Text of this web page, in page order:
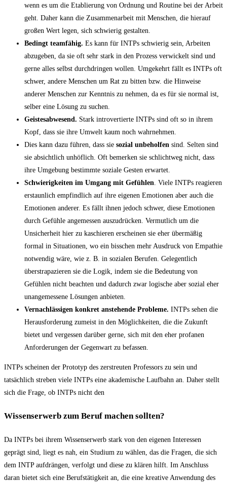
wenn es um die Etablierung von Ordnung und Routine bei der Arbeit
geht. Daher kann die Zusammenarbeit mit Menschen, die hierauf
großen Wert legen, sich schwierig gestalten.
Bedingt teamfähig. Es kann für INTPs schwierig sein, Arbeiten
abzugeben, da sie oft sehr stark in den Prozess verwickelt sind und
gerne alles selbst durchdringen wollen. Umgekehrt fällt es INTPs oft
schwer, andere Menschen um Rat zu bitten bzw. die Hinweise
anderer Menschen zur Kenntnis zu nehmen, da es für sie normal ist,
selber eine Lösung zu suchen.
Geistesabwesend. Stark introvertierte INTPs sind oft so in ihrem
Kopf, dass sie ihre Umwelt kaum noch wahrnehmen.
Dies kann dazu führen, dass sie sozial unbeholfen sind. Selten sind
sie absichtlich unhöflich. Oft bemerken sie schlichtweg nicht, dass
ihre Umgebung bestimmte soziale Gesten erwartet.
Schwierigkeiten im Umgang mit Gefühlen . Viele INTPs reagieren
erstaunlich empfindlich auf ihre eigenen Emotionen aber auch die
Emotionen anderer. Es fällt ihnen jedoch schwer, diese Emotionen
durch Gefühle angemessen auszudrücken. Vermutlich um die
Unsicherheit hier zu kaschieren erscheinen sie eher übermäßig
formal in Situationen, wo ein bisschen mehr Ausdruck von Empathie
notwendig wäre, wie z. B. in sozialen Berufen. Gelegentlich
überstrapazieren sie die Logik, indem sie die Bedeutung von
Gefühlen nicht beachten und dadurch zwar logische aber sozial eher
unangemessene Lösungen anbieten.
Vernachlässigen konkret anstehende Probleme. INTPs sehen die
Herausforderung zumeist in den Möglichkeiten, die die Zukunft
bietet und vergessen darüber gerne, sich mit den eher profanen
Anforderungen der Gegenwart zu befassen.
INTPs scheinen der Prototyp des zerstreuten Professors zu sein und
tatsächlich streben viele INTPs eine akademische Laufbahn an. Daher stellt
sich die Frage, ob INTPs nicht den
Wissenserwerb zum Beruf machen sollten?
Da INTPs bei ihrem Wissenserwerb stark von den eigenen Interessen
geprägt sind, liegt es nah, ein Studium zu wählen, das die Fragen, die sich
dem INTP aufdrängen, verfolgt und diese zu klären hilft. Im Anschluss
daran bietet sich eine Berufstätigkeit an, die eine kreative Anwendung des